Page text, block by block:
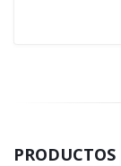
PRODUCTOS